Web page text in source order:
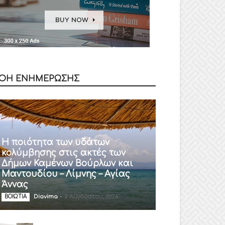
ΕΝΗΜΕΡΩΣΗΣ
Η ποιότητα των υδάτων
κολύμβησης στις ακτές των
Δήμων Καμένων Βούρλων και
Μαντουδίου – Λίμνης – Αγίας
Άννας
ΒΟΙΩΤΙΑ Diavima - 2 Αυγούστου, 2026